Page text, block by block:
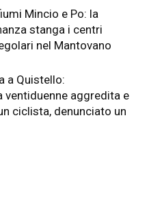
Mincio e Po: la
stanga i centri
nel Mantovano
a Quistello:
ventiduenne aggredita e
ciclista, denunciato un